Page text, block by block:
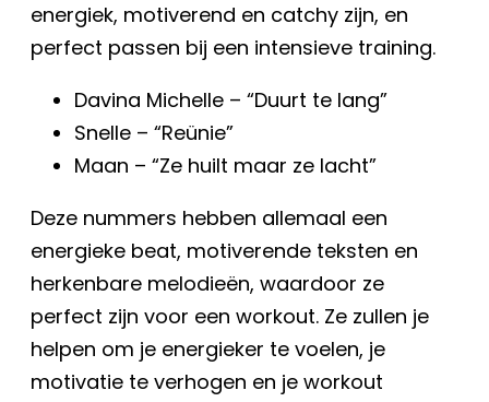
energiek, motiverend en catchy zijn, en
perfect passen bij een intensieve training.
Davina Michelle – “Duurt te lang”
Snelle – “Reünie”
Maan – “Ze huilt maar ze lacht”
Deze nummers hebben allemaal een
energieke beat, motiverende teksten en
herkenbare melodieën, waardoor ze
perfect zijn voor een workout. Ze zullen je
helpen om je energieker te voelen, je
motivatie te verhogen en je workout